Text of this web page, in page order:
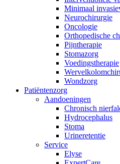
Minimaal
Neurochirurgie
Oncologie
Orthopedische
Pijntherapie
Stomazorg
Voedingstherapie
Wondzorg
Patiëntenzorg
Aandoeningen
Chronisch
​​Hydrocephalus
Stoma
Urineretentie
Service
Elyse